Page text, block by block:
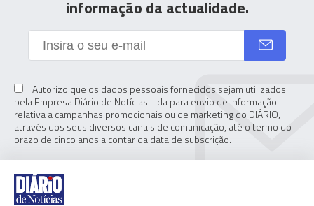
informação da actualidade.
Autorizo que os dados pessoais fornecidos sejam utilizados
pela Empresa Diário de Notícias. Lda para envio de informação
relativa a campanhas promocionais ou de marketing do DIÁRIO,
através dos seus diversos canais de comunicação, até o termo do
prazo de cinco anos a contar da data de subscrição.